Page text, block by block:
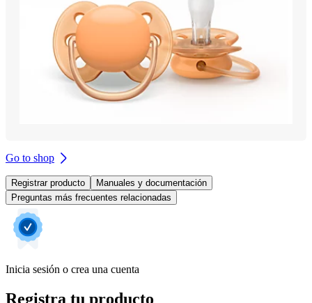
Go to shop
Registrar producto
Manuales y documentación
Preguntas más frecuentes relacionadas
Inicia sesión o crea una cuenta
Registra tu producto